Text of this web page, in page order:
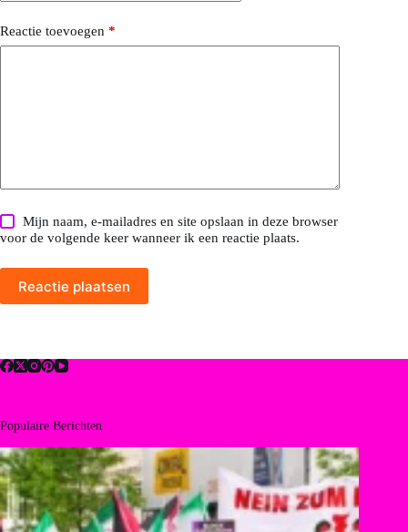
Reactie toevoegen *
Mijn naam, e-mailadres en site opslaan in deze browser
voor de volgende keer wanneer ik een reactie plaats.
Reactie plaatsen
Populaire Berichten